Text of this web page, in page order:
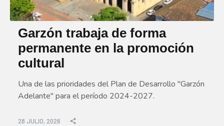
Garzón trabaja de forma
permanente en la promoción
cultural
Una de las prioridades del Plan de Desarrollo "Garzón
Adelante" para el período 2024-2027.
28 JULIO, 2026